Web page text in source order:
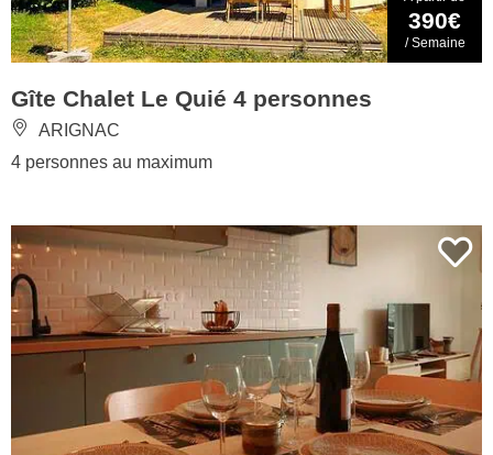
390€
/ Semaine
Gîte Chalet Le Quié 4 personnes
ARIGNAC
4 personnes au maximum